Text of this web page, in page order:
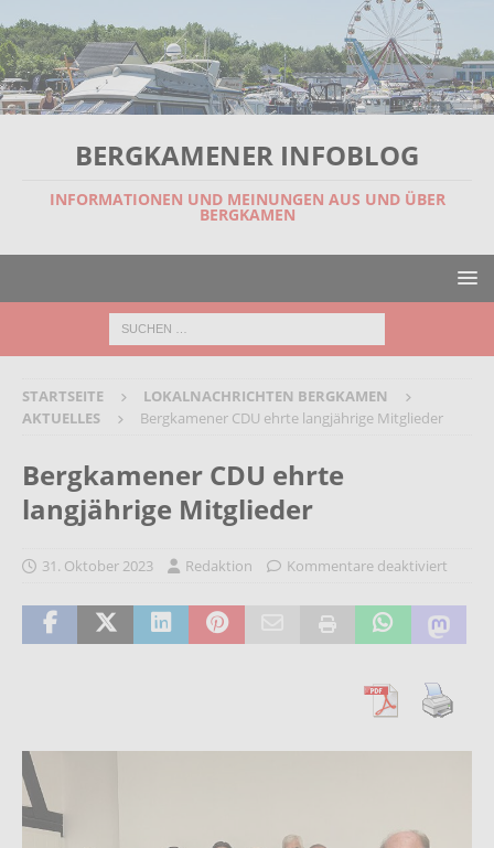
BERGKAMENER INFOBLOG
INFORMATIONEN UND MEINUNGEN AUS UND ÜBER
BERGKAMEN
STARTSEITE
LOKALNACHRICHTEN BERGKAMEN
AKTUELLES
Bergkamener CDU ehrte langjährige Mitglieder
Bergkamener CDU ehrte
langjährige Mitglieder
31. Oktober 2023 Redaktion Kommentare deaktiviert